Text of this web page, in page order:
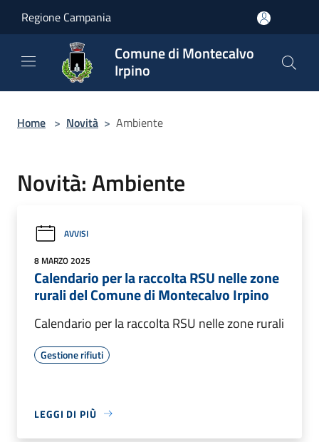
Regione Campania
Comune di Montecalvo
Irpino
Home > Novità > Ambiente
Novità: Ambiente
AVVISI
8 MARZO 2025
Calendario per la raccolta RSU nelle zone
rurali del Comune di Montecalvo Irpino
Calendario per la raccolta RSU nelle zone rurali
Gestione rifiuti
LEGGI DI PIÙ